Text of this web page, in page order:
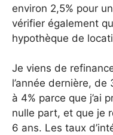
environ 2,5% pour
vérifier également
hypothèque de
Je viens de
l’année dernière,
à 4% parce que j’ai
nulle part, et que je
6 ans. Les taux